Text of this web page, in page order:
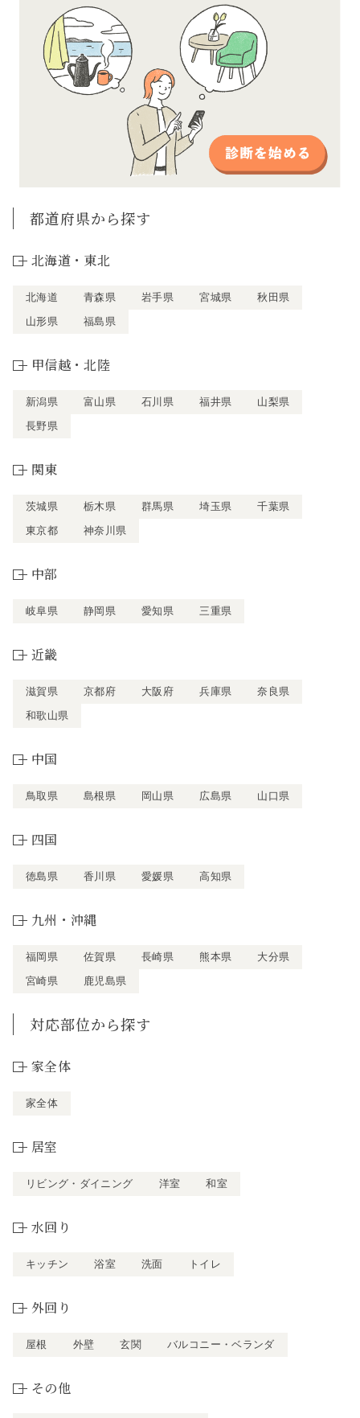
都道府県から探す
北海道・東北
北海道 青森県 岩手県 宮城県
秋田県
山形県
福島県
甲信越・北陸
新潟県 富山県 石川県 福井県
山梨県
長野県
関東
茨城県 栃木県 群馬県 埼玉県
千葉県
東京都
神奈川県
中部
岐阜県 静岡県 愛知県 三重県
近畿
滋賀県 京都府 大阪府 兵庫県
奈良県
和歌山県
中国
鳥取県 島根県 岡山県 広島県 山口県
四国
徳島県 香川県 愛媛県 高知県
九州・沖縄
福岡県 佐賀県 長崎県 熊本県
大分県
宮崎県
鹿児島県
対応部位から探す
家全体
家全体
居室
リビング・ダイニング 洋室 和室
水回り
キッチン 浴室 洗面 トイレ
外回り
屋根 外壁 玄関 バルコニー・ベランダ
その他